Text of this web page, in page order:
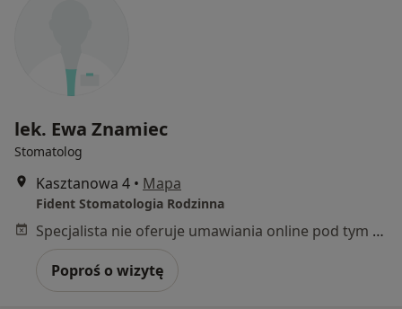
lek. Ewa Znamiec
Stomatolog
Kasztanowa 4 • Mapa
Fident Stomatologia Rodzinna
Specjalista nie oferuje umawiania online pod tym adresem.
Poproś o wizytę